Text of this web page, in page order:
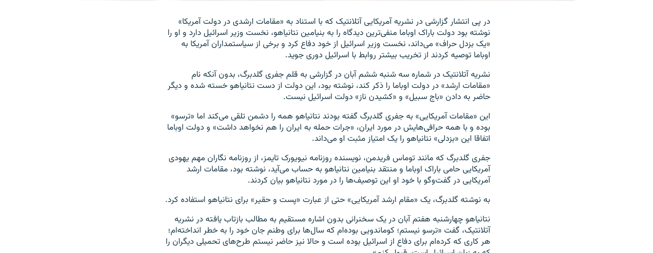
در پی انتشار گزارشی در نشریه آمریکایی آتلانتیک که با استناد به «مقامات ارشدی در دولت آمریکا»
نوشته بود دولت باراک اوباما منفی‌ترین دیدگاه را به بنیامین نتانیاهو، نخست وزیر اسرائیل دارد و او را
«یک بزدل حراف» می‌داند، نخست وزیر اسرائیل از خود دفاع کرد و برخی از سیاستمداران آمریکا به
اوباما توصیه کردند از تخریب بیشتر روابط با اسرائیل دوری جوید.
نشریه آتلانتیک در شماره سه شنبه ششم آبان در گزارشی به قلم جفری گلدبرگ، بدون آنکه نام
«مقامات ارشد» در دولت اوباما را ذکر کند، نوشته بود، این دولت از دست نتانیاهو خسته شده و دیگر
حاضر به دادن «باج سبیل» و «کشیدن ناز» دولت اسرائیل نیست.
این «مقامات آمریکایی» به جفری گلدبرگ گفته بودند نتانیاهو همه را دشمن تلقی می‌کند اما «ترسو»
بوده و با همه حرافی‌هایش در مورد ایران، «جرات حمله به ایران را هم نخواهد داشت» و دولت اوباما
اتفاقا این «بزدلی» نتانیاهو را یک امتیاز مثبت او می‌داند.
جفری گلدبرگ که مانند توماس فریدمن، نویسنده روزنامه نیویورک تایمز، از روزنامه نگاران مهم یهودی
آمریکایی حامی باراک اوباما و منتقد بنیامین نتانیاهو به حساب می‌آید، نوشته بود، مقامات ارشد
آمریکایی در گفت‌و‌گو با خود او این توصیف‌ها را در مورد نتانیاهو بیان کردند.
به نوشته گلدبرگ، یک «مقام ارشد آمریکایی» حتی از عبارت «پست و حقیر» برای نتانیاهو استفاده کرد.
نتانیاهو چهارشنبه هفتم آبان در یک سخنرانی بدون اشاره مستقیم به مطالب بازتاب یافته در نشریه
آتلانتیک، گفت «ترسو نیستم؛ کوماندویی بوده‌ام که سال‌ها برای وطنم جان خود را به خطر انداخته‌ام؛
هر کاری که کرده‌ام برای دفاع از اسرائیل بوده است و حالا نیز حاضر نیستم طرح‌های تحمیلی دیگران را